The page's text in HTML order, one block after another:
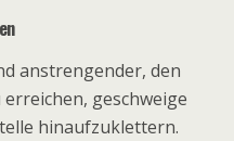
anstrengender, den
geschweige
hinaufzuklettern.